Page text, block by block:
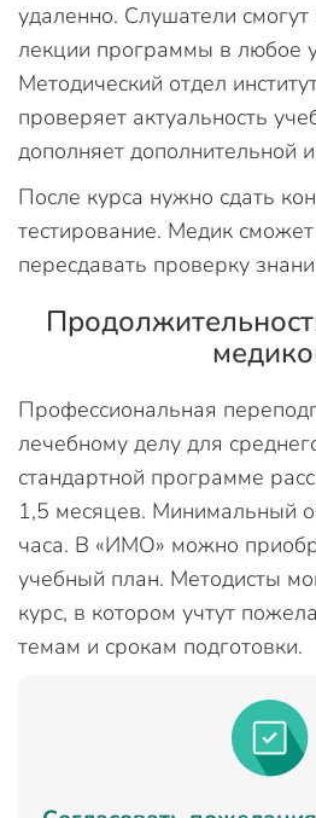
удаленно. Слушатели
лекции программы в любое
Методический отдел
проверяет актуальность
дополняет дополнительной
После курса нужно сдать
тестирование. Медик
пересдавать проверку
Профессиональная
лечебному делу для
стандартной программе
1,5 месяцев. Минимальный
часа. В «ИМО» можно
учебный план. Методисты
курс, в котором учтут
темам и срокам подготовки.